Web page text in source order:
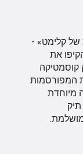
של קלימט» -
את
קוסמטיקה
המפורסמות
מיוחדת